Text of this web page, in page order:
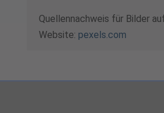
Quellennachweis für Bilder
Website: pexels.com